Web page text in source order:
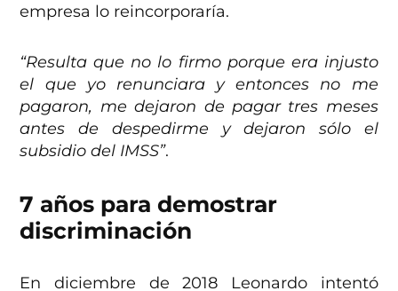
empresa lo reincorporaría.
“Resulta que no lo firmo porque era injusto
el que yo renunciara y entonces no me
pagaron, me dejaron de pagar tres meses
antes de despedirme y dejaron sólo el
subsidio del IMSS”.
7 años para demostrar
discriminación
En diciembre de 2018 Leonardo intentó